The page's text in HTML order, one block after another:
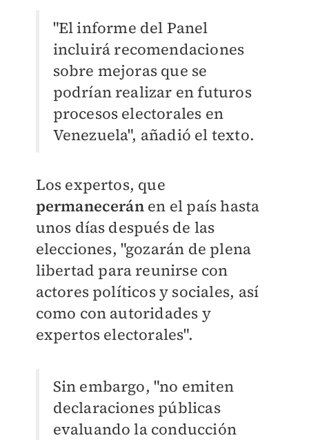
"El informe del Panel
incluirá recomendaciones
sobre mejoras que se
podrían realizar en futuros
procesos electorales en
Venezuela", añadió el texto.
Los expertos, que
permaneceránen el país hasta
unos días después de las
elecciones, "gozarán de plena
libertad para reunirse con
actores políticos y sociales, así
como con autoridades y
expertos electorales".
Sin embargo, "no emiten
declaraciones públicas
evaluando la conducción